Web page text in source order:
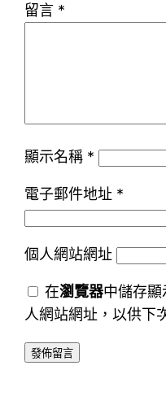
留言 *
顯示名稱 *
電子郵件地址 *
個人網站網址
在瀏覽器中儲存
人網站網址，以供下